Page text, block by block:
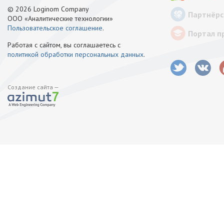
© 2026 Loginom Company
ООО «Аналитические технологии»
Пользовательское соглашение.
Работая с сайтом, вы соглашаетесь с
политикой обработки персональных данных.
Создание сайта —
Портал